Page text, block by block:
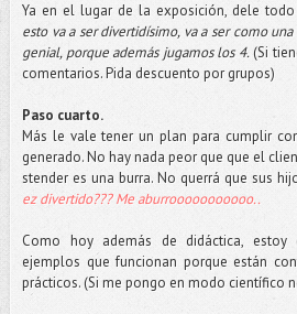
Ya en el lugar de la exposición, dele
esto va a ser divertidísimo, va a ser como
genial, porque además jugamos los 4.(Si
comentarios. Pida descuento por grupos)
Paso cuarto.
Más le vale tener un plan para cumplir
generado. No hay nada peor que que el
stender es una burra. No querrá que sus
ez divertido??? Me aburrooooooooooo..
Como hoy además de didáctica, estoy
ejemplos que funcionan porque están
prácticos. (Si me pongo en modo científico